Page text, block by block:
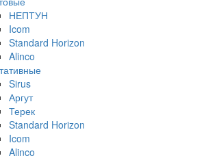
НЕПТУН
Icom
Standard Horizon
Alinco
Sirus
Аргут
Терек
Standard Horizon
Icom
Alinco